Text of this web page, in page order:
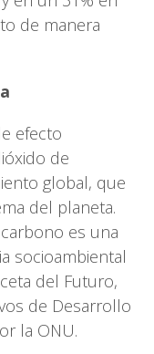
de manera
efecto
de
global, que
del planeta.
es una
socioambiental
del Futuro,
de Desarrollo
la ONU.